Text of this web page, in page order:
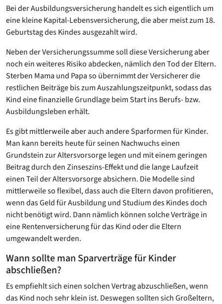
Bei der Ausbildungsversicherung handelt es sich eigentlich um
eine kleine Kapital-Lebensversicherung, die aber meist zum 18.
Geburtstag des Kindes ausgezahlt wird.
Neben der Versicherungssumme soll diese Versicherung aber
noch ein weiteres Risiko abdecken, nämlich den Tod der Eltern.
Sterben Mama und Papa so übernimmt der Versicherer die
restlichen Beiträge bis zum Auszahlungszeitpunkt, sodass das
Kind eine finanzielle Grundlage beim Start ins Berufs- bzw.
Ausbildungsleben erhält.
Es gibt mittlerweile aber auch andere Sparformen für Kinder.
Man kann bereits heute für seinen Nachwuchs einen
Grundstein zur Altersvorsorge legen und mit einem geringen
Beitrag durch den Zinseszins-Effekt und die lange Laufzeit
einen Teil der Altersvorsorge absichern. Die Modelle sind
mittlerweile so flexibel, dass auch die Eltern davon profitieren,
wenn das Geld für Ausbildung und Studium des Kindes doch
nicht benötigt wird. Dann nämlich können solche Verträge in
eine Rentenversicherung für das Kind oder die Eltern
umgewandelt werden.
Wann sollte man Sparverträge für Kinder
abschließen?
Es empfiehlt sich einen solchen Vertrag abzuschließen, wenn
das Kind noch sehr klein ist. Deswegen sollten sich Großeltern,